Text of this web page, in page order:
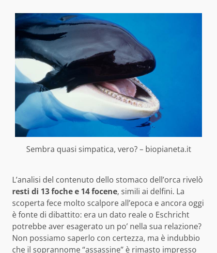
Sembra quasi simpatica, vero? – biopianeta.it
L’analisi del contenuto dello stomaco dell’orca rivelò
resti di 13 foche e 14 focene, simili ai delfini. La
scoperta fece molto scalpore all’epoca e ancora oggi
è fonte di dibattito: era un dato reale o Eschricht
potrebbe aver esagerato un po’ nella sua relazione?
Non possiamo saperlo con certezza, ma è indubbio
che il soprannome “assassine” è rimasto impresso